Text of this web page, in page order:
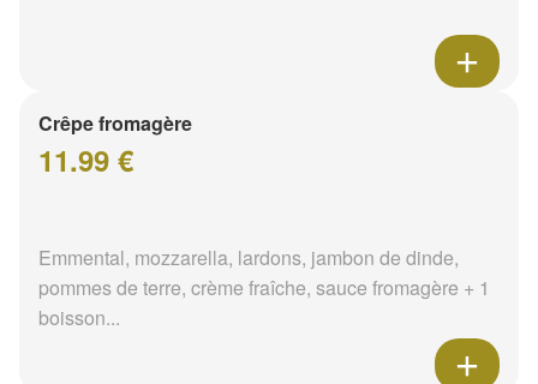
Crêpe fromagère
11.99 €
Emmental, mozzarella, lardons, jambon de dinde,
pommes de terre, crème fraîche, sauce fromagère + 1
boisson...